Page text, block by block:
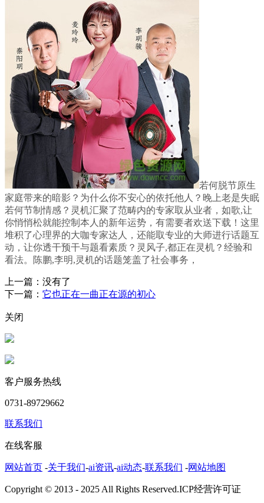
若何脱节原生
家庭带来的暗影？为什么你不安心的依托他人？晚上老是失眠
若何节制情感？灵机汇聚了范畴内的专家取从业者，如歌,让
你悄悄松就能控制本人的新年运势，有需要者欢送下载！这里
堆积了心理界的大咖专家达人，还能取专业的大师进行话题互
动，让你透干预干与题看素质？灵风子,都正在灵机？经验和
看法。陈鹏,李明,灵机的话题笼盖了社会事务，
上一篇：没有了
下一篇： 它也正在一曲正在源的初心
关闭
客户服务热线
0731-89729662
联系我们
在线客服
网站首页 -关于我们-ai资讯-ai动态-联系我们 -网站地图
Copyright © 2013 - 2025 All Rights Reserved.ICP经营许可证